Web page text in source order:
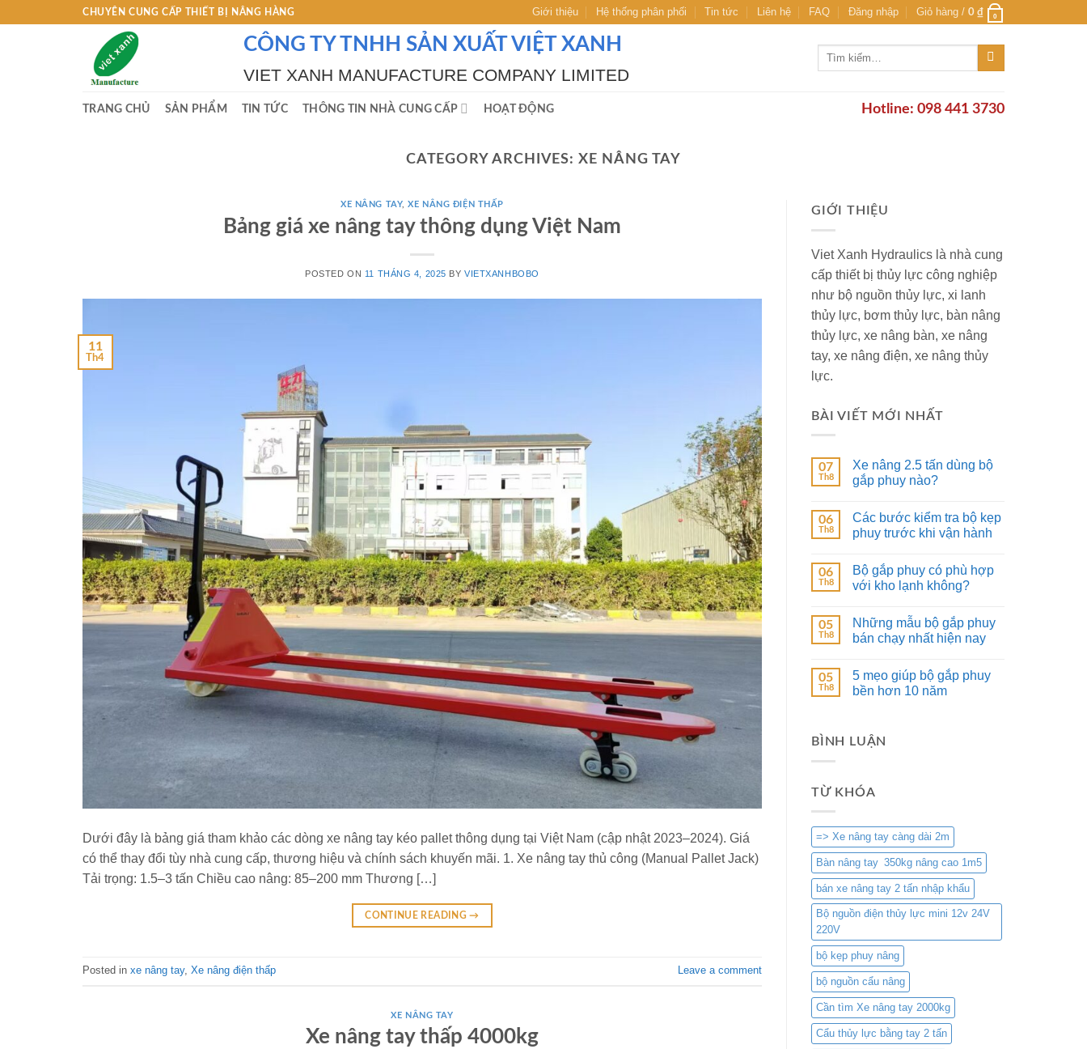
CHUYÊN CUNG CẤP THIẾT BỊ NÂNG HÀNG Giới thiệu Hệ thống phân phối Tin tức Liên hệ FAQ Đăng nhập Giỏ hàng / 0 ₫ 0
CÔNG TY TNHH SẢN XUẤT VIỆT XANH
VIET XANH MANUFACTURE COMPANY LIMITED
TRANG CHỦ SẢN PHẨM TIN TỨC THÔNG TIN NHÀ CUNG CẤP HOẠT ĐỘNG Hotline: 098 441 3730
CATEGORY ARCHIVES:XE NÂNG TAY
XE NÂNG TAY,XE NÂNG ĐIỆN THẤP
Bảng giá xe nâng tay thông dụng Việt Nam
POSTED ON 11 THÁNG 4, 2025 BYVIETXANHBOBO
11
Th4
Dưới đây là bảng giá tham khảo các dòng xe nâng tay kéo pallet thông dụng tại Việt Nam (cập nhật 2023–2024). Giá
có thể thay đổi tùy nhà cung cấp, thương hiệu và chính sách khuyến mãi. 1. Xe nâng tay thủ công (Manual Pallet Jack)
Tải trọng: 1.5–3 tấn Chiều cao nâng: 85–200 mm Thương […]
CONTINUE READING→
Posted in xe nâng tay, Xe nâng điện thấp Leave a comment
XE NÂNG TAY
Xe nâng tay thấp 4000kg
GIỚI THIỆU
Viet Xanh Hydraulics là nhà cung
cấp thiết bị thủy lực công nghiệp
như bộ nguồn thủy lực, xi lanh
thủy lực, bơm thủy lực, bàn nâng
thủy lực, xe nâng bàn, xe nâng
tay, xe nâng điện, xe nâng thủy
lực.
BÀI VIẾT MỚI NHẤT
07
Th8
Xe nâng 2.5 tấn dùng bộ
gắp phuy nào?
06
Th8
Các bước kiểm tra bộ kẹp
phuy trước khi vận hành
06
Th8
Bộ gắp phuy có phù hợp
với kho lạnh không?
05
Th8
Những mẫu bộ gắp phuy
bán chạy nhất hiện nay
05
Th8
5 mẹo giúp bộ gắp phuy
bền hơn 10 năm
BÌNH LUẬN
TỪ KHÓA
=> Xe nâng tay càng dài 2m
Bàn nâng tay 350kg nâng cao 1m5
bán xe nâng tay 2 tấn nhập khẩu
Bộ nguồn điện thủy lực mini 12v 24V
220V
bộ kẹp phuy nâng
bộ nguồn cẩu nâng
Cần tìm Xe nâng tay 2000kg
Cẩu thủy lực bằng tay 2 tấn